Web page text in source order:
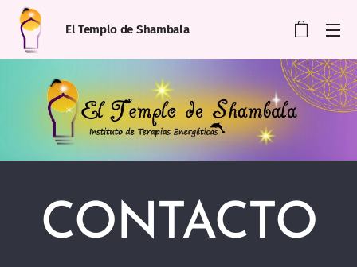
El Templo de Shambala
CONTACTO